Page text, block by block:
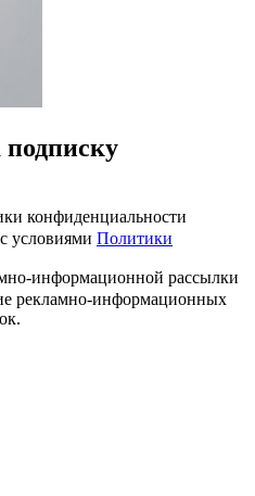
конфиденциальности
условиями Политики
информационной рассылки
рекламно-информационных